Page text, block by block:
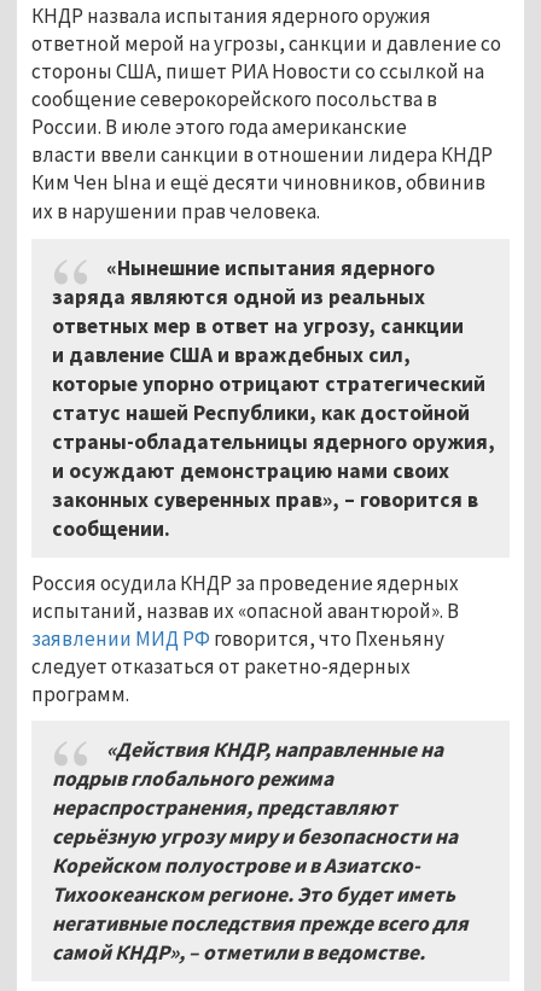
КНДР назвала испытания ядерного оружия
ответной мерой на угрозы, санкции и давление со
стороны США, пишет РИА Новости со ссылкой на
сообщение северокорейского посольства в
России. В июле этого года американские
власти ввели санкции в отношении лидера КНДР
Ким Чен Ына и ещё десяти чиновников, обвинив
их в нарушении прав человека.
«Нынешние испытания ядерного
заряда являются одной из реальных
ответных мер в ответ на угрозу, санкции
и давление США и враждебных сил,
которые упорно отрицают стратегический
статус нашей Республики, как достойной
страны-обладательницы ядерного оружия,
и осуждают демонстрацию нами своих
законных суверенных прав», – говорится в
сообщении.
Россия осудила КНДР за проведение ядерных
испытаний, назвав их «опасной авантюрой». В
заявлении МИД РФ говорится, что Пхеньяну
следует отказаться от ракетно-ядерных
программ.
«Действия КНДР, направленные на
подрыв глобального режима
нераспространения, представляют
серьёзную угрозу миру и безопасности на
Корейском полуострове и в Азиатско-
Тихоокеанском регионе. Это будет иметь
негативные последствия прежде всего для
самой КНДР», –отметили в ведомстве.